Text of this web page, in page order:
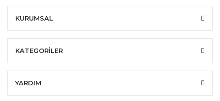
KURUMSAL
KATEGORİLER
YARDIM